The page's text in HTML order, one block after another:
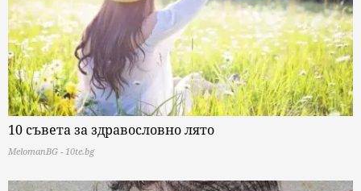
10 съвета за здравословно лято
MelomanBG - 10te.bg